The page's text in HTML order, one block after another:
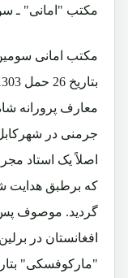
مکتب "امانی" ـ
مکتب امانی
معارف پرورانه
جرمنی‌ در
اصلاً یک استاد
که برطبق هدایت
گردید. موصوف پس
افغانستان در